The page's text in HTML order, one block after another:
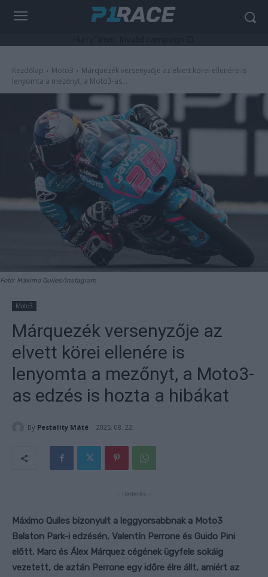
Kezdőlap Moto3
Márquezék versenyzője az elvett körei ellenére is
lenyomta a mezőnyt, a Moto3-as...
Fotó: Máximo Quiles/Instagram
Moto3
Márquezék versenyzője az
elvett körei ellenére is
lenyomta a mezőnyt, a Moto3-
as edzés is hozta a hibákat
By Pestality Máté 2025. 08. 22.
- Hirdetés -
Máximo Quiles bizonyult a leggyorsabbnak a Moto3
Balaton Park-i edzésén, Valentín Perrone és Guido Pini
előtt. Marc és Álex Márquez cégének ügyfele sokáig
vezetett, de aztán Perrone egy időre élre állt, amiért az